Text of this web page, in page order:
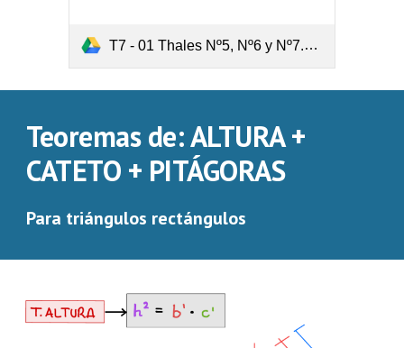
T7 - 01 Thales Nº5, Nº6 y Nº7.pdf
Teoremas de: ALTURA +
CATETO + PITÁGORAS
Para triángulos rectángulos